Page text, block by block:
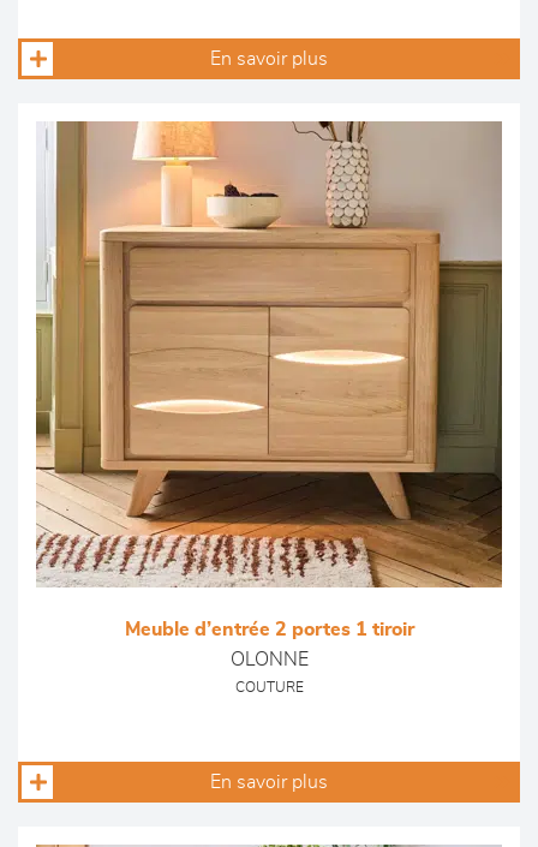
En savoir plus
Meuble d’entrée 2 portes 1 tiroir
OLONNE
COUTURE
En savoir plus